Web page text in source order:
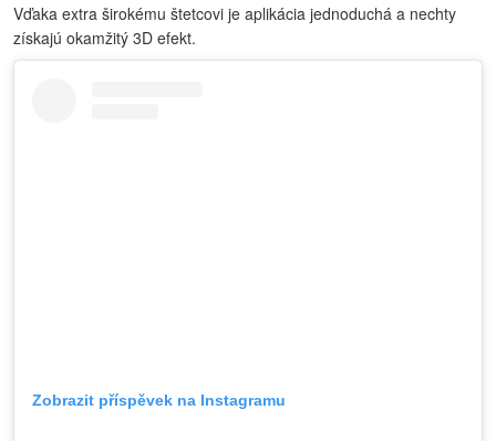
Vďaka extra širokému štetcovi je aplikácia jednoduchá a nechty
získajú okamžitý 3D efekt.
Zobrazit příspěvek na Instagramu